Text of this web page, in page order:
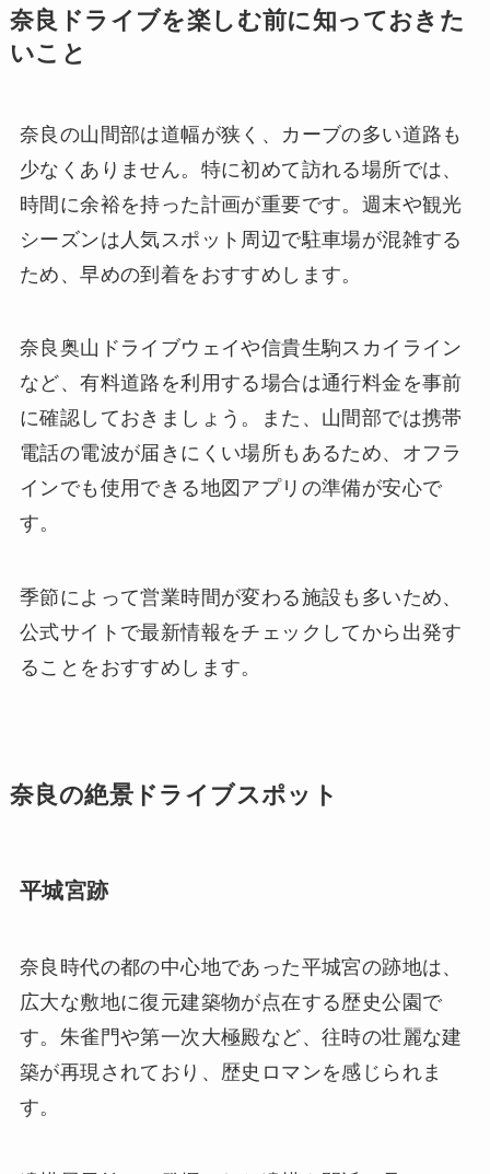
奈良ドライブを楽しむ前に知っておきた
いこと
奈良の山間部は道幅が狭く、カーブの多い道路も
少なくありません。特に初めて訪れる場所では、
時間に余裕を持った計画が重要です。週末や観光
シーズンは人気スポット周辺で駐車場が混雑する
ため、早めの到着をおすすめします。
奈良奥山ドライブウェイや信貴生駒スカイライン
など、有料道路を利用する場合は通行料金を事前
に確認しておきましょう。また、山間部では携帯
電話の電波が届きにくい場所もあるため、オフラ
インでも使用できる地図アプリの準備が安心で
す。
季節によって営業時間が変わる施設も多いため、
公式サイトで最新情報をチェックしてから出発す
ることをおすすめします。
奈良の絶景ドライブスポット
平城宮跡
奈良時代の都の中心地であった平城宮の跡地は、
広大な敷地に復元建築物が点在する歴史公園で
す。朱雀門や第一次大極殿など、往時の壮麗な建
築が再現されており、歴史ロマンを感じられま
す。